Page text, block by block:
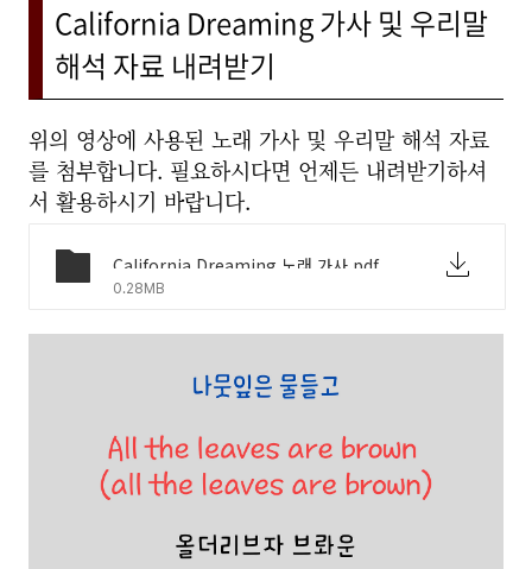
California Dreaming 가사 및 우리말
해석 자료 내려받기
위의 영상에 사용된 노래 가사 및 우리말 해석 자료
를 첨부합니다. 필요하시다면 언제든 내려받기하셔
서 활용하시기 바랍니다.
California Dreaming 노래 가사.pdf
0.28MB